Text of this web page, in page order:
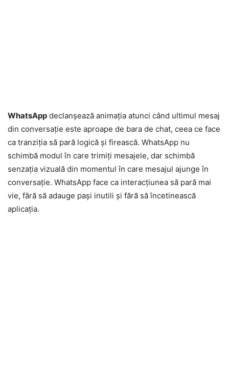
WhatsApp declanșează animația atunci când ultimul mesaj
din conversație este aproape de bara de chat, ceea ce face
ca tranziția să pară logică și firească. WhatsApp nu
schimbă modul în care trimiți mesajele, dar schimbă
senzația vizuală din momentul în care mesajul ajunge în
conversație. WhatsApp face ca interacțiunea să pară mai
vie, fără să adauge pași inutili și fără să încetinească
aplicația.